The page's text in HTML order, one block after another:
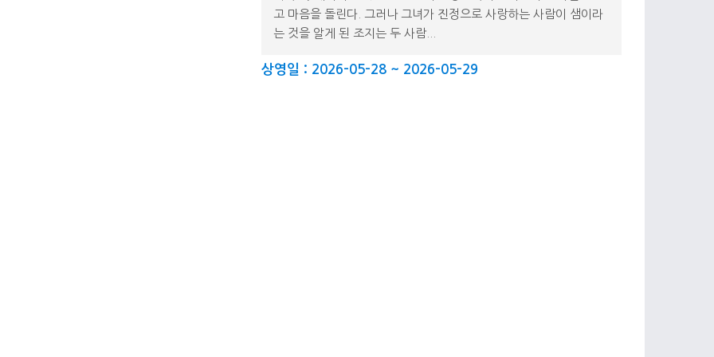
고 마음을 돌린다. 그러나 그녀가 진정으로 사랑하는 사람이 샘이라
는 것을 알게 된 조지는 두 사람...
상영일 : 2026-05-28 ~ 2026-05-29